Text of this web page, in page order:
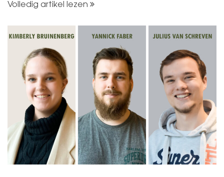
Volledig artikel lezen